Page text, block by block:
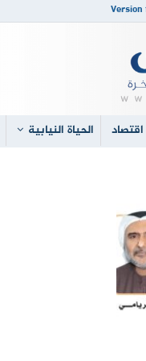
اقتصاد الحياة النيابية